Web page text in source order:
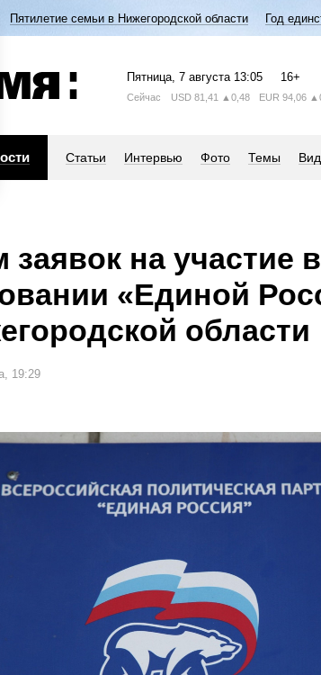
Пятилетие семьи в Нижегородской области Год
Пятница, 7 августа 13:05 16+
Сейчас USD 81,41 ▲0,48 EUR 94,06
Статьи Интервью Фото Темы
заявок на участие
«Единой
области
19:29